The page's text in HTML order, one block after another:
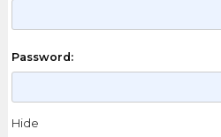
Password:
Hide